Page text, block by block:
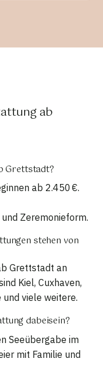
ab
Grettstadt?
ab 2.450 €.
Zeremonieform.
stehen von
Grettstadt an
Kiel, Cuxhaven,
und viele weitere.
dabeisein?
Seeübergabe im
mit Familie und